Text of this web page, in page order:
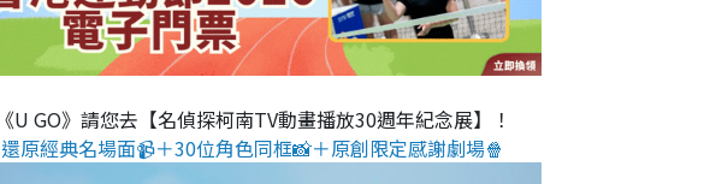
《U GO》請您去【名偵探柯南TV動畫播放30週年紀念展】！
還原經典名場面📹＋30位角色同框📸＋原創限定感謝劇場🍿